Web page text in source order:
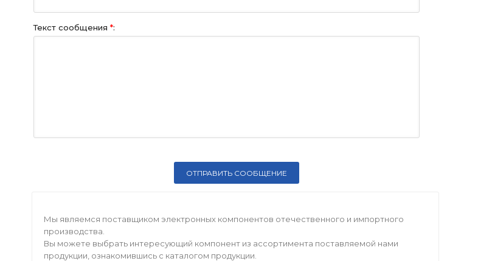
Текст сообщения *:
Мы являемся поставщиком электронных компонентов отечественного и импортного
производства.
Вы можете выбрать интересующий компонент из ассортимента поставляемой нами
продукции, ознакомившись с каталогом продукции.